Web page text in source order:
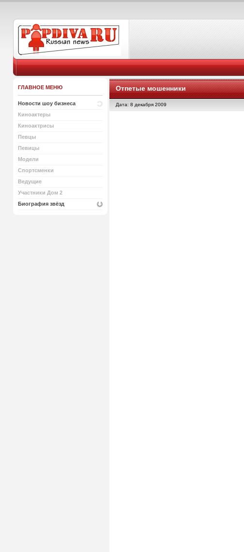
ГЛАВНОЕ МЕНЮ
Новости шоу бизнеса
Киноактеры
Киноактрисы
Певцы
Певицы
Модели
Спортсменки
Ведущие
Участники Дом 2
Биография звёзд
Отпетые мошенники
Дата: 8 декабря 2009